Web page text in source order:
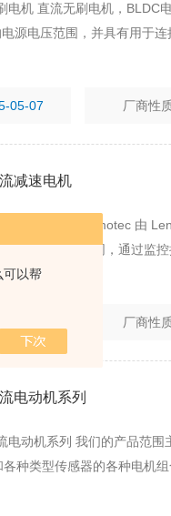
可以帮
电机 直流无刷电机，BLDC
源电压范围，并具有用于连
05-07 厂商性
减速电机
减速电机 Transmotec 由
理念与今天相同，通过监
厂商性
电动机系列
电动机系列 我们的产品范
种类型传感器的各种电机